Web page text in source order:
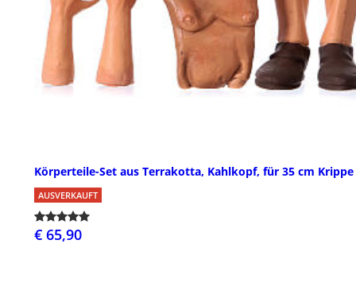
Körperteile-Set aus Terrakotta, Kahlkopf, für 35 cm Krippe
AUSVERKAUFT
€ 65,90